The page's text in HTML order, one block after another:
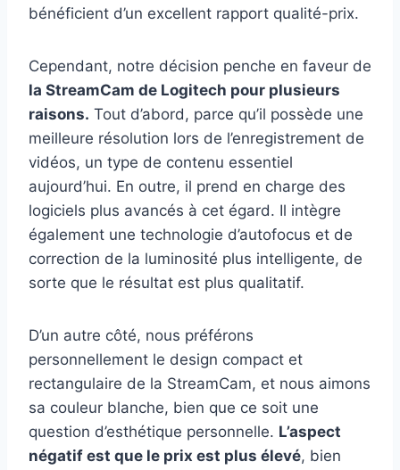
bénéficient d’un excellent rapport qualité-prix.
Cependant, notre décision penche en faveur de
la StreamCam de Logitech pour plusieurs
raisons. Tout d’abord, parce qu’il possède une
meilleure résolution lors de l’enregistrement de
vidéos, un type de contenu essentiel
aujourd’hui. En outre, il prend en charge des
logiciels plus avancés à cet égard. Il intègre
également une technologie d’autofocus et de
correction de la luminosité plus intelligente, de
sorte que le résultat est plus qualitatif.
D’un autre côté, nous préférons
personnellement le design compact et
rectangulaire de la StreamCam, et nous aimons
sa couleur blanche, bien que ce soit une
question d’esthétique personnelle. L’aspect
négatif est que le prix est plus élevé, bien